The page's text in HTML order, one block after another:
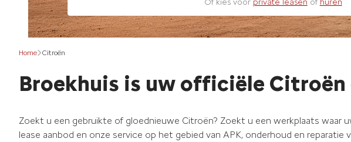
Of kies voor private leasen of huren
Home Citroën
Broekhuis is uw officiële Citroën
Zoekt u een gebruikte of gloednieuwe Citroën? Zoekt u een werkplaats
lease aanbod en onze service op het gebied van APK, onderhoud en reparatie